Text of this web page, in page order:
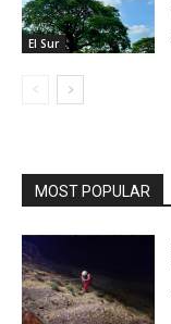
El Sur
MOST POPULAR